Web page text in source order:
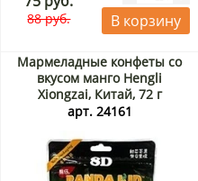
88 руб. В корзину
Мармеладные конфеты со
вкусом манго Hengli
Xiongzai, Китай, 72 г
арт. 24161